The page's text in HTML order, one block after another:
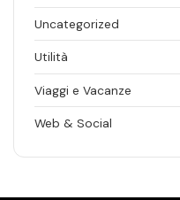
Uncategorized
Utilità
Viaggi e Vacanze
Web & Social